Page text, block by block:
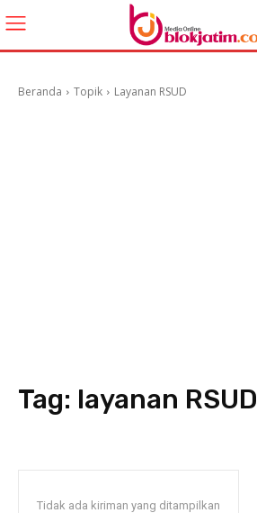
Beranda Topik Layanan RSUD
Tag: layanan RSUD
Tidak ada kiriman yang ditampilkan